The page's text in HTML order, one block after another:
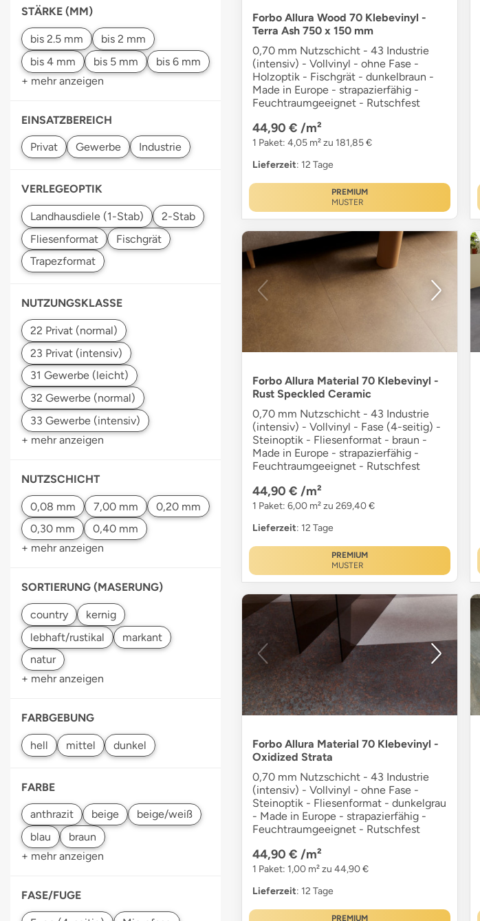
STÄRKE (MM)
+ mehr anzeigen
EINSATZBEREICH
VERLEGEOPTIK
NUTZUNGSKLASSE
+ mehr anzeigen
NUTZSCHICHT
+ mehr anzeigen
SORTIERUNG (MASERUNG)
+ mehr anzeigen
FARBGEBUNG
FARBE
+ mehr anzeigen
FASE/FUGE
Forbo Allura Wood 70 Klebevinyl -
Terra Ash 750 x 150 mm
0,70 mm Nutzschicht - 43 Industrie
(intensiv) - Vollvinyl - ohne Fase -
Holzoptik - Fischgrät - dunkelbraun -
Made in Europe - strapazierfähig -
Feuchtraumgeeignet - Rutschfest
44,90 € /m²
1 Paket: 4,05 m² zu 181,85 €
Lieferzeit: 12 Tage
PREMIUM
MUSTER
Forbo Allura Material 70 Klebevinyl -
Rust Speckled Ceramic
0,70 mm Nutzschicht - 43 Industrie
(intensiv) - Vollvinyl - Fase (4-seitig) -
Steinoptik - Fliesenformat - braun -
Made in Europe - strapazierfähig -
Feuchtraumgeeignet - Rutschfest
44,90 € /m²
1 Paket: 6,00 m² zu 269,40 €
Lieferzeit: 12 Tage
PREMIUM
MUSTER
Forbo Allura Material 70 Klebevinyl -
Oxidized Strata
0,70 mm Nutzschicht - 43 Industrie
(intensiv) - Vollvinyl - ohne Fase -
Steinoptik - Fliesenformat - dunkelgrau
- Made in Europe - strapazierfähig -
Feuchtraumgeeignet - Rutschfest
44,90 € /m²
1 Paket: 1,00 m² zu 44,90 €
Lieferzeit: 12 Tage
PREMIUM